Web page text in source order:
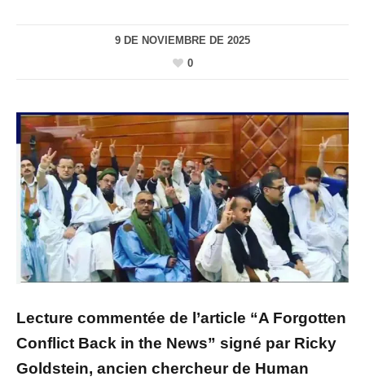
9 DE NOVIEMBRE DE 2025
0
Lecture commentée de l’article “A Forgotten
Conflict Back in the News” signé par Ricky
Goldstein, ancien chercheur de Human